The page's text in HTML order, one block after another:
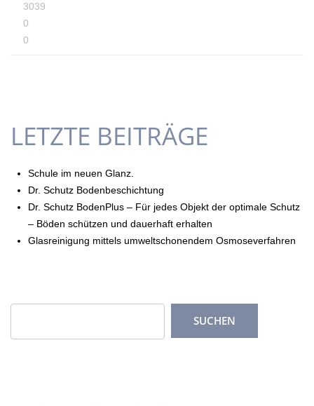
3039
0
0
LETZTE BEITRÄGE
Schule im neuen Glanz.
Dr. Schutz Bodenbeschichtung
Dr. Schutz BodenPlus – Für jedes Objekt der optimale Schutz
– Böden schützen und dauerhaft erhalten
Glasreinigung mittels umweltschonendem Osmoseverfahren